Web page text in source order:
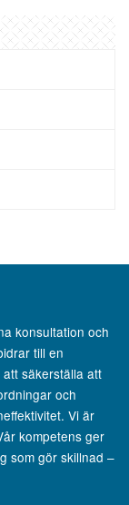
konsultation och
till en
säkerställa att
och
Vi är
kompetens ger
som gör skillnad –